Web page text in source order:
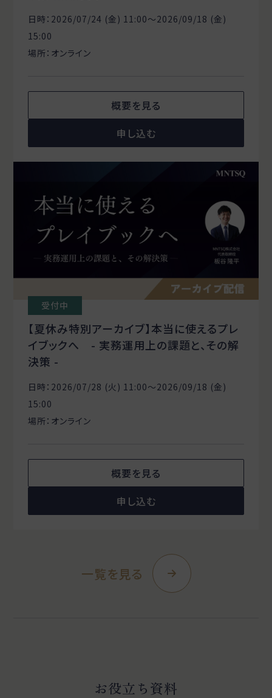
日時：2026/07/24 (金) 11:00〜2026/09/18 (金)
15:00
場所：オンライン
概要を見る
申し込む
受付中
【夏休み特別アーカイブ】本当に使えるプレ
イブックへ - 実務運用上の課題と、その解
決策 -
日時：2026/07/28 (火) 11:00〜2026/09/18 (金)
15:00
場所：オンライン
概要を見る
申し込む
一覧を見る
お役立ち資料